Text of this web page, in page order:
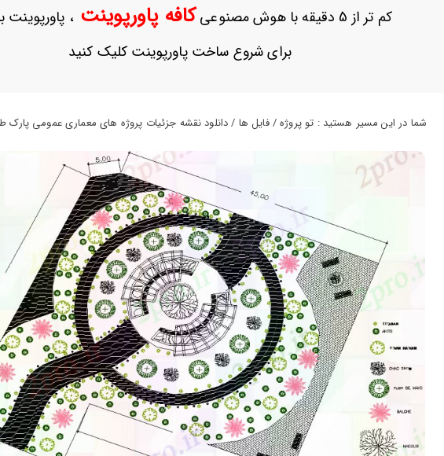
حساب
ثبت
رمز
عبور
علاقه
مندی
ها
کم تر از 5 دقیقه با هوش مصنوعی کافه پاورپوینت، پاورپوینت
برای شروع ساخت پاورپوینت کلیک کنید
شما در این مسیر هستید : تو پروژه / فایل ها / دانلود نقشه جزئیات پروژه های معماری عمومی پارک طرحی